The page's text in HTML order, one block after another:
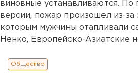
виновные устанавливаются. По
версии, пожар произошел из-за
которым мужчины отапливали
Ненко, Европейско-Азиатские
Общество